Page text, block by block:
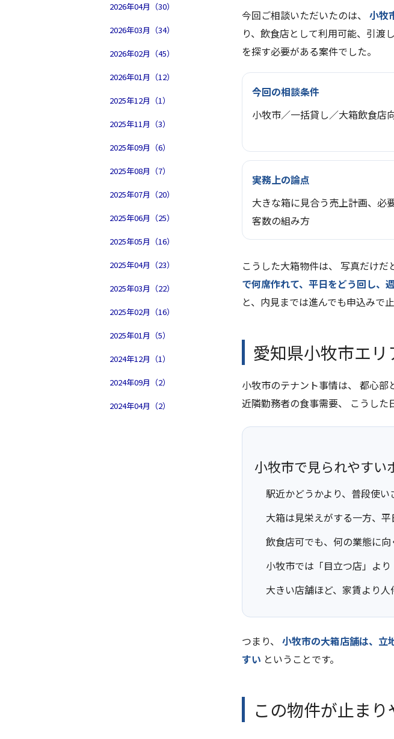
2026年04月（30）
2026年03月（34）
2026年02月（45）
2026年01月（12）
2025年12月（1）
2025年11月（3）
2025年09月（6）
2025年08月（7）
2025年07月（20）
2025年06月（25）
2025年05月（16）
2025年04月（23）
2025年03月（22）
2025年02月（16）
2025年01月（5）
2024年12月（1）
2024年09月（2）
2024年04月（2）
今回ご相談いただいたのは、 小牧
り、飲食店として利用可能、引渡
を探す必要がある案件でした。
今回の相談条件
小牧市／一括貸し／大箱飲食店
実務上の論点
大きな箱に見合う売上計画、必
客数の組み方
こうした大箱物件は、 写真だけ
で何席作れて、平日をどう回し、
と、内見までは進んでも申込みで
愛知県小牧市エ
小牧市のテナント事情は、 都心部
近隣勤務者の食事需要、 こうした
小牧市で見られやすい
駅近かどうかより、普段使
大箱は見栄えがする一方、
飲食店可でも、何の業態に
小牧市では「目立つ店」よ
大きい店舗ほど、家賃より
つまり、 小牧市の大箱店舗は、立
すい ということです。
この物件が止ま